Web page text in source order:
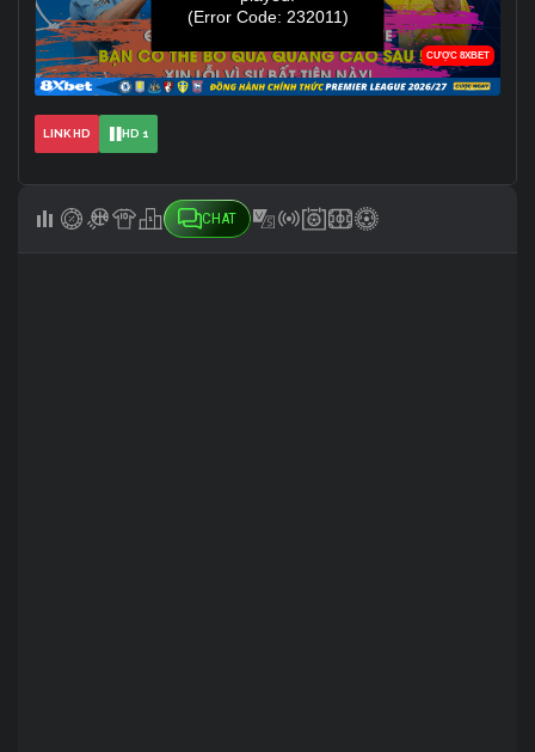
LINK HD HD 1
CHAT